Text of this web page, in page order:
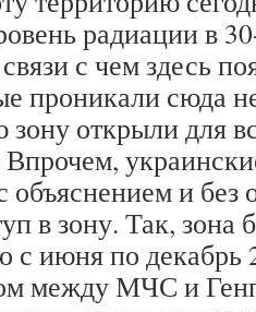
радиации в
с чем здесь
проникали сюда
открыли для
Впрочем,
объяснением и без
в зону. Так, зона
с июня по декабрь
между МЧС и